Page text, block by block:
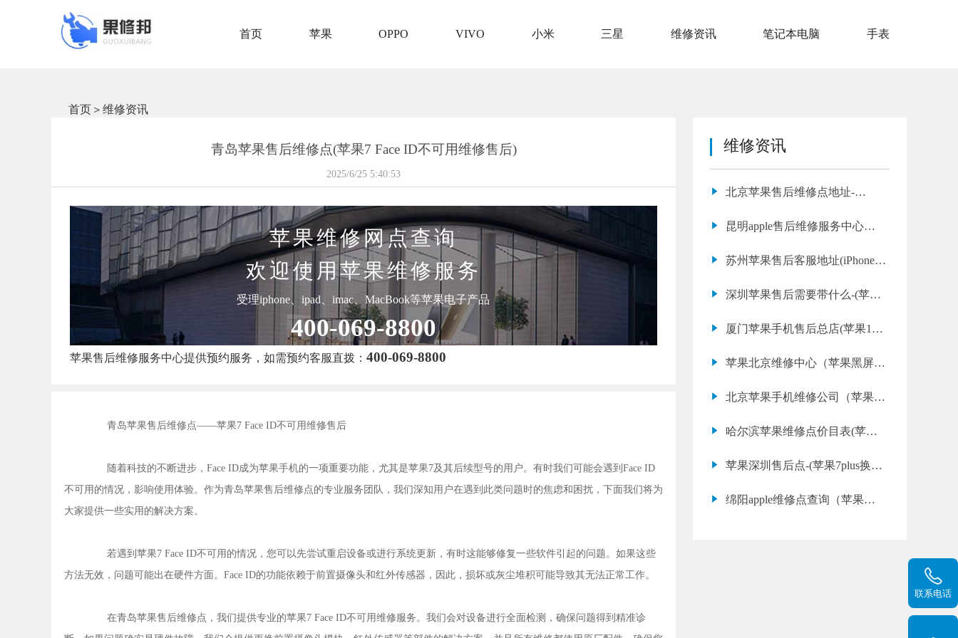
首页 苹果 OPPO VIVO 小米 三星 维修资讯 笔记本电脑 手表
首页 ＞ 维修资讯
青岛苹果售后维修点(苹果7 Face ID不可用维修售后)
2025/6/25 5:40:53
苹果维修网点查询
欢迎使用苹果维修服务
受理iphone、ipad、imac、MacBook等苹果电子产品
400-069-8800
苹果售后维修服务中心提供预约服务，如需预约客服直拨：400-069-8800
青岛苹果售后维修点——苹果7 Face ID不可用维修售后
随着科技的不断进步，Face ID成为苹果手机的一项重要功能，尤其是苹果7及其后续型号的用户。有时我们可能会遇到Face ID
不可用的情况，影响使用体验。作为青岛苹果售后维修点的专业服务团队，我们深知用户在遇到此类问题时的焦虑和困扰，下面我们将为
大家提供一些实用的解决方案。
若遇到苹果7 Face ID不可用的情况，您可以先尝试重启设备或进行系统更新，有时这能够修复一些软件引起的问题。如果这些
方法无效，问题可能出在硬件方面。Face ID的功能依赖于前置摄像头和红外传感器，因此，损坏或灰尘堆积可能导致其无法正常工作。
在青岛苹果售后维修点，我们提供专业的苹果7 Face ID不可用维修服务。我们会对设备进行全面检测，确保问题得到精准诊
维修资讯
北京苹果售后维修点地址-
昆明apple售后维修服务中心
苏州苹果售后客服地址(iPhone 7
深圳苹果售后需要带什么-(苹果
厦门苹果手机售后总店(苹果11
苹果北京维修中心（苹果黑屏转
北京苹果手机维修公司（苹果x
哈尔滨苹果维修点价目表(苹果
苹果深圳售后点-(苹果7plus换电
绵阳apple维修点查询（苹果
联系电话